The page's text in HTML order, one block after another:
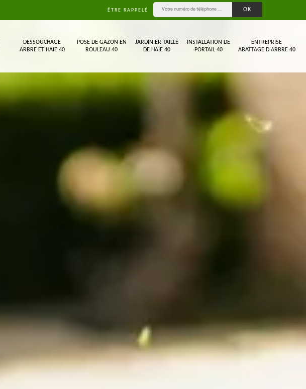
ÊTRE RAPPELÉ
DESSOUCHAGE
ARBRE ET HAIE 40
POSE DE GAZON EN
ROULEAU 40
JARDINIER TAILLE
DE HAIE 40
INSTALLATION DE
PORTAIL 40
ENTREPRISE
ABATTAGE D'ARBRE 40